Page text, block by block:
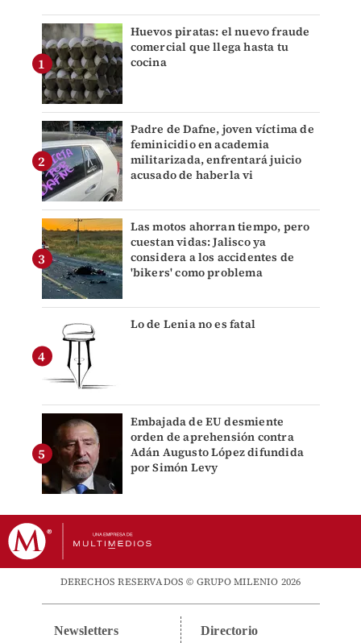
Huevos piratas: el nuevo fraude
comercial que llega hasta tu
cocina
Padre de Dafne, joven víctima de
feminicidio en academia
militarizada, enfrentará juicio
acusado de haberla vi
Las motos ahorran tiempo, pero
cuestan vidas: Jalisco ya
considera a los accidentes de
'bikers' como problema
Lo de Lenia no es fatal
Embajada de EU desmiente
orden de aprehensión contra
Adán Augusto López difundida
por Simón Levy
DERECHOS RESERVADOS © GRUPO MILENIO 2026
Newsletters Directorio